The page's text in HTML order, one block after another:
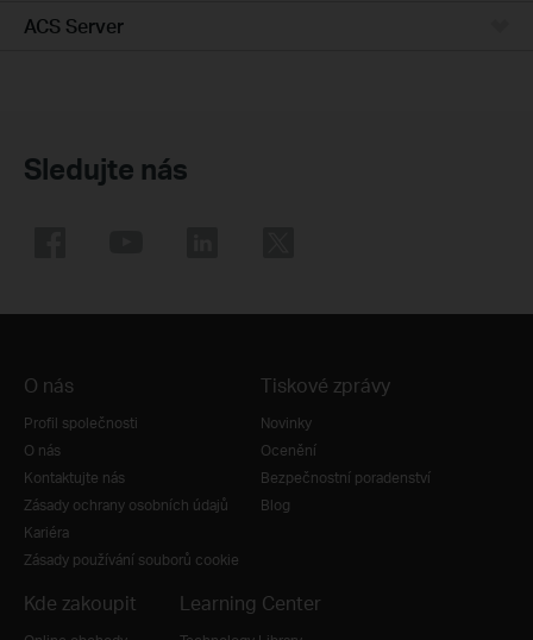
ACS Server
Sledujte nás
O nás
Profil společnosti
O nás
Kontaktujte nás
Zásady ochrany osobních údajů
Kariéra
Zásady používání souborů cookie
Tiskové zprávy
Novinky
Ocenění
Bezpečnostní poradenství
Blog
Kde zakoupit Learning Center